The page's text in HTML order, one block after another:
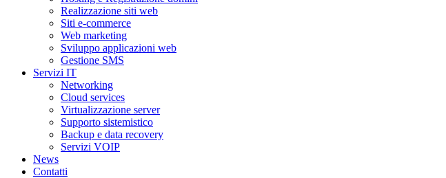
Realizzazione siti web
Siti e-commerce
Web marketing
Sviluppo applicazioni web
Gestione SMS
Servizi IT
Networking
Cloud services
Virtualizzazione server
Supporto sistemistico
Backup e data recovery
Servizi VOIP
News
Contatti